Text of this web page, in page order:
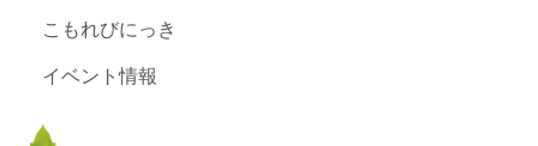
こもれびにっき
イベント情報